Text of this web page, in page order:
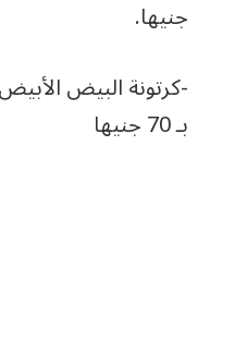
جنيها.
-كرتونة البيض
بـ 70 جنيها